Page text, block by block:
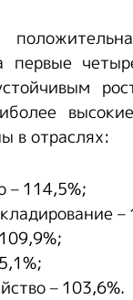
первые
в отраслях:
– 114,5%;
–
– 103,6%.